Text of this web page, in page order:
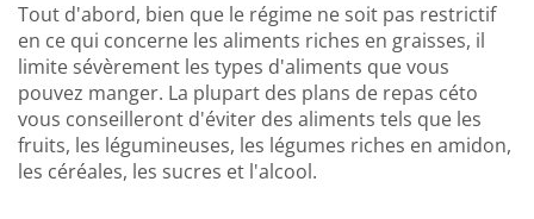
Tout d'abord, bien que le régime ne soit pas restrictif
en ce qui concerne les aliments riches en graisses, il
limite sévèrement les types d'aliments que vous
pouvez manger. La plupart des plans de repas céto
vous conseilleront d'éviter des aliments tels que les
fruits, les légumineuses, les légumes riches en amidon,
les céréales, les sucres et l'alcool.